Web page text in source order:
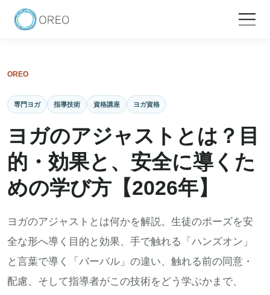
OREO
専門ヨガ 指導技術 資格講座 ヨガ資格
ヨガのアジャストとは？目
的・効果と、安全に導くた
めの学び方【2026年】
ヨガのアジャストとは何かを解説。生徒のポーズを安
全な形へ導く目的と効果、手で触れる「ハンズオン」
と言葉で導く「バーバル」の違い、触れる前の同意・
配慮、そして指導者がこの技術をどう学ぶかまで、